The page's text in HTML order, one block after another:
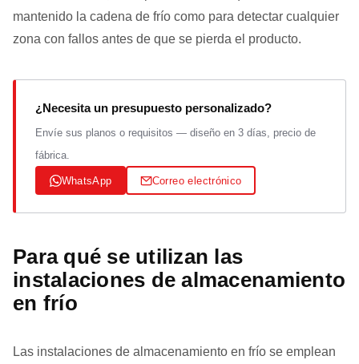
mantenido la cadena de frío como para detectar cualquier
zona con fallos antes de que se pierda el producto.
¿Necesita un presupuesto personalizado?
Envíe sus planos o requisitos — diseño en 3 días, precio de
fábrica.
WhatsApp Correo electrónico
Para qué se utilizan las
instalaciones de almacenamiento
en frío
Las instalaciones de almacenamiento en frío se emplean